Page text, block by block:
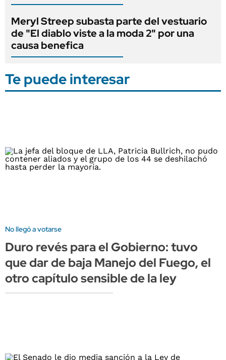
Meryl Streep subasta parte del vestuario
de "El diablo viste a la moda 2" por una
causa benefica
Te puede interesar
No llegó a votarse
Duro revés para el Gobierno: tuvo
que dar de baja Manejo del Fuego, el
otro capítulo sensible de la ley